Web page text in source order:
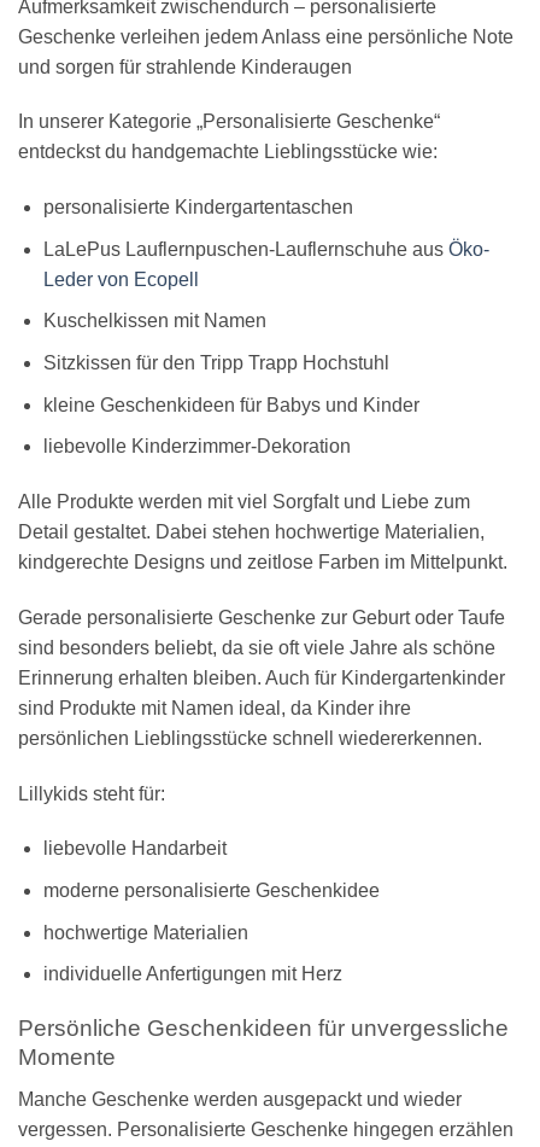
Aufmerksamkeit zwischendurch – personalisierte
Geschenke verleihen jedem Anlass eine persönliche Note
und sorgen für strahlende Kinderaugen
In unserer Kategorie „Personalisierte Geschenke“
entdeckst du handgemachte Lieblingsstücke wie:
personalisierte Kindergartentaschen
LaLePus Lauflernpuschen-Lauflernschuhe aus Öko-
Leder von Ecopell
Kuschelkissen mit Namen
Sitzkissen für den Tripp Trapp Hochstuhl
kleine Geschenkideen für Babys und Kinder
liebevolle Kinderzimmer-Dekoration
Alle Produkte werden mit viel Sorgfalt und Liebe zum
Detail gestaltet. Dabei stehen hochwertige Materialien,
kindgerechte Designs und zeitlose Farben im Mittelpunkt.
Gerade personalisierte Geschenke zur Geburt oder Taufe
sind besonders beliebt, da sie oft viele Jahre als schöne
Erinnerung erhalten bleiben. Auch für Kindergartenkinder
sind Produkte mit Namen ideal, da Kinder ihre
persönlichen Lieblingsstücke schnell wiedererkennen.
Lillykids steht für:
liebevolle Handarbeit
moderne personalisierte Geschenkidee
hochwertige Materialien
individuelle Anfertigungen mit Herz
Persönliche Geschenkideen für unvergessliche
Momente
Manche Geschenke werden ausgepackt und wieder
vergessen. Personalisierte Geschenke hingegen erzählen